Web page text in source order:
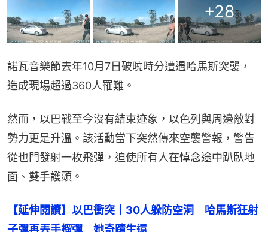
+28
諾瓦音樂節去年10月7日破曉時分遭遇哈馬斯突襲，
造成現場超過360人罹難。
然而，以巴戰至今沒有結束迹象，以色列與周邊敵對
勢力更是升溫。該活動當下突然傳來空襲警報，警告
從也門發射一枚飛彈，迫使所有人在悼念途中趴臥地
面、雙手護頭。
【延伸閱讀】以巴衝突｜30人躲防空洞　哈馬斯狂射